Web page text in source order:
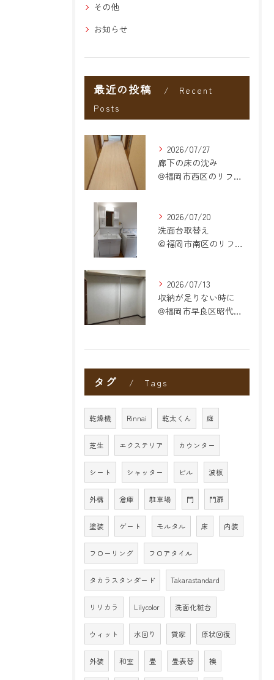
その他
お知らせ
最近の投稿
Recent
Posts
2026/07/27
廊下の床の沈み
@福岡市西区のリフォーム
2026/07/20
洗面台取替え
＠福岡市南区のリフォーム
2026/07/13
収納が足りない時に
@福岡市早良区昭代のリフォーム
タグ Tags
乾燥機 Rinnai 乾太くん 庭
芝生 エクステリア カウンター
シート シャッター ビル 波板
外構 倉庫 駐車場 門 門扉
塗装 ゲート モルタル 床 内装
フローリング フロアタイル
タカラスタンダード Takarastandard
リリカラ Lilycolor 洗面化粧台
ウィット 水回り 貸家 原状回復
外装 和室 畳 畳表替 襖